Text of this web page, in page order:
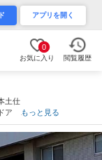
アプリを開く
0
お気に入り 閲覧履歴
土仕
ア バ
マート
（沖縄
もっと見る